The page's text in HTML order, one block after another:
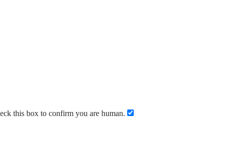
this box to confirm you are human.